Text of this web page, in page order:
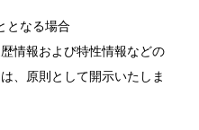
となる場合
情報および特性情報などの
、原則として開示いたしま